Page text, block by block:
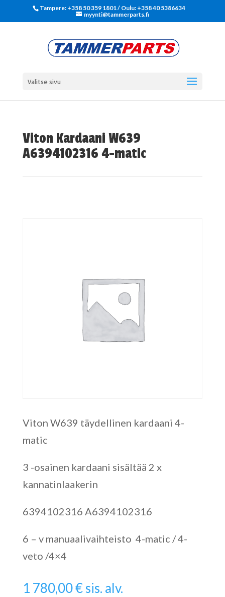
Tampere: +358 50 359 1801‬ / Oulu: +358 40 5386634
myynti@tammerparts.fi
Valitse sivu
Viton Kardaani W639
A6394102316 4-matic
Viton W639 täydellinen kardaani 4-
matic
3 -osainen kardaani sisältää 2 x
kannatinlaakerin
6394102316 A6394102316
6 – v manuaalivaihteisto 4-matic / 4-
veto /4×4
1 780,00€sis. alv.